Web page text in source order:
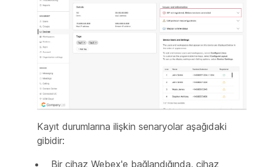
Kayıt durumlarına ilişkin senaryolar aşağıdaki
gibidir:
Bir cihaz Webex'e bağlandığında, cihaz